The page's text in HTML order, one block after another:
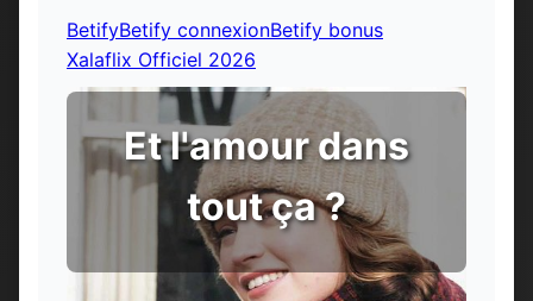
BetifyBetify connexionBetify bonus
Xalaflix Officiel 2026
Et l'amour dans
tout ça ?